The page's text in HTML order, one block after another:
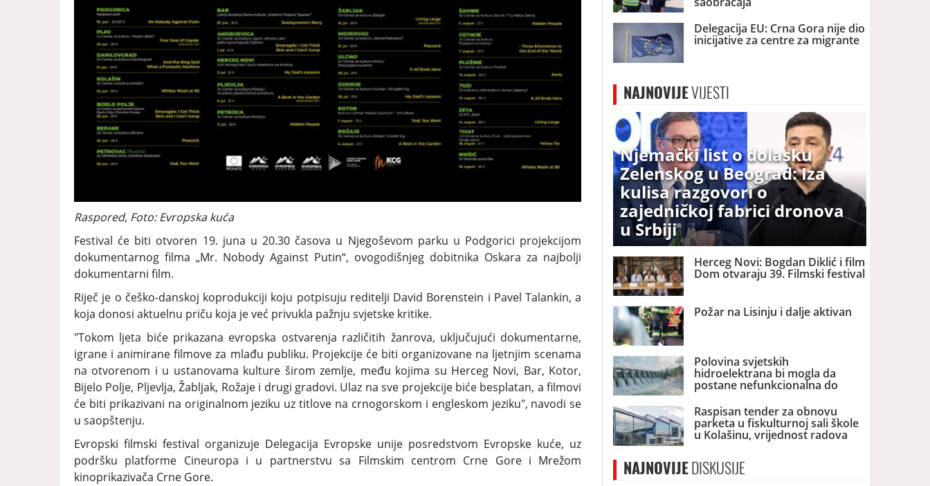
Raspored, Foto: Evropska kuća
Festival će biti otvoren 19. juna u 20.30 časova u Njegoševom parku u Podgorici projekcijom
dokumentarnog filma „Mr. Nobody Against Putin“, ovogodišnjeg dobitnika Oskara za najbolji
dokumentarni film.
Riječ je o češko-danskoj koprodukciji koju potpisuju reditelji David Borenstein i Pavel Talankin, a
koja donosi aktuelnu priču koja je već privukla pažnju svjetske kritike.
"Tokom ljeta biće prikazana evropska ostvarenja različitih žanrova, uključujući dokumentarne,
igrane i animirane filmove za mlađu publiku. Projekcije će biti organizovane na ljetnjim scenama
na otvorenom i u ustanovama kulture širom zemlje, među kojima su Herceg Novi, Bar, Kotor,
Bijelo Polje, Pljevlja, Žabljak, Rožaje i drugi gradovi. Ulaz na sve projekcije biće besplatan, a filmovi
će biti prikazivani na originalnom jeziku uz titlove na crnogorskom i engleskom jeziku", navodi se
u saopštenju.
Evropski filmski festival organizuje Delegacija Evropske unije posredstvom Evropske kuće, uz
podršku platforme Cineuropa i u partnerstvu sa Filmskim centrom Crne Gore i Mrežom
kinoprikazivača Crne Gore.
Delegacija EU: Crna Gora nije dio
inicijative za centre za migrante
NAJNOVIJEVIJESTI
Njemački list o dolasku
Zelenskog u Beograd: Iza
kulisa razgovori o
zajedničkoj fabrici dronova
u Srbiji
Herceg Novi: Bogdan Diklić i film
Dom otvaraju 39. Filmski festival
Požar na Lisinju i dalje aktivan
Polovina svjetskih
hidroelektrana bi mogla da
postane nefunkcionalna do
2060. godine
Raspisan tender za obnovu
parketa u fiskulturnoj sali škole
u Kolašinu, vrijednost radova
skoro 40.000 eura
NAJNOVIJEDISKUSIJE